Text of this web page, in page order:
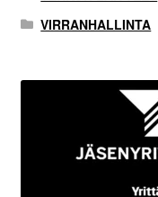
VIRRANHALLINTA